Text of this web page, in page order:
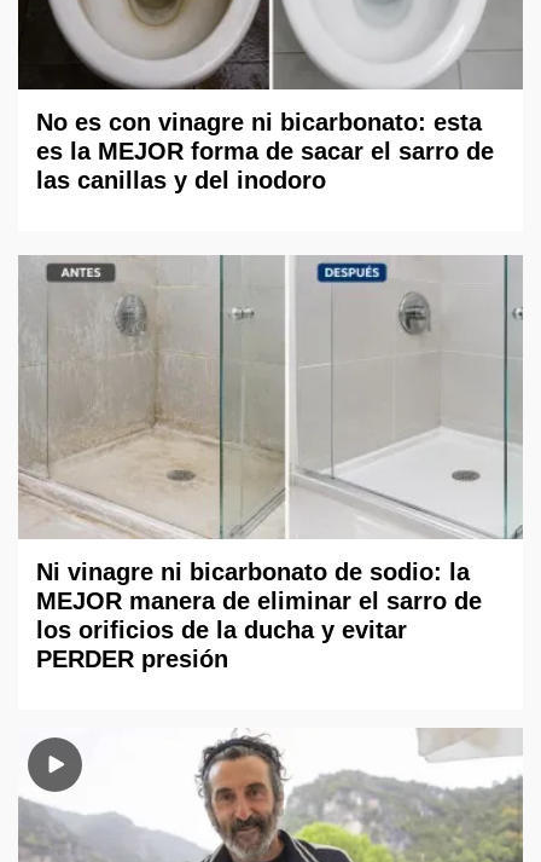
No es con vinagre ni bicarbonato: esta
es la MEJOR forma de sacar el sarro de
las canillas y del inodoro
Ni vinagre ni bicarbonato de sodio: la
MEJOR manera de eliminar el sarro de
los orificios de la ducha y evitar
PERDER presión